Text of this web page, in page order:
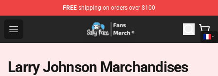
FREE shipping on orders over $100
Open menu
Sally Face Store - Official Sally Face Merchandise Shop
Larry Johnson Marchandises